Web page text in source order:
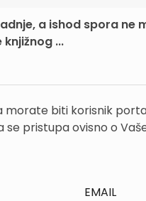
a ishod spora ne
...
morate biti korisnik
se pristupa ovisno o
EMAIL